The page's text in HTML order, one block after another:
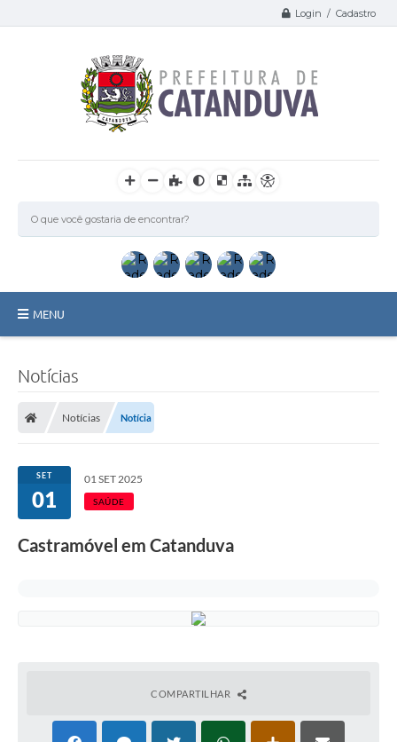
Login / Cadastro
MENU
Licitações / PCA
Transparência
Notícias
Notícias Notícia
SET
01
01 SET 2025
SAÚDE
Castramóvel em Catanduva
COMPARTILHAR